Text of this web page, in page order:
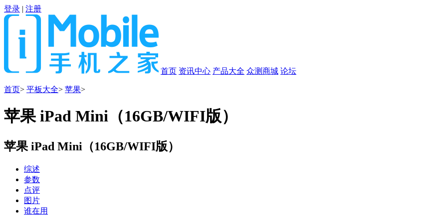
登录 | 注册
首页 资讯中心 产品大全 众测商城 论坛
首页> 平板大全> 苹果>
苹果 iPad Mini（16GB/WIFI版）
苹果 iPad Mini（16GB/WIFI版）
综述
参数
点评
图片
谁在用